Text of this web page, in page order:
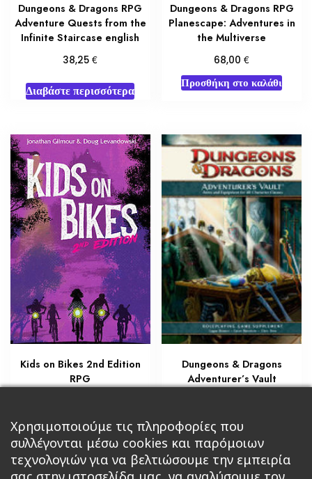
Dungeons & Dragons RPG
Adventure Quests from the
Infinite Staircase english
38,25€
Διαβάστε περισσότερα
Dungeons & Dragons RPG
Planescape: Adventures in
the Multiverse
68,00€
Προσθήκη στο καλάθι
Kids on Bikes 2nd Edition
RPG
Προσθήκη στο καλάθι
Dungeons & Dragons
Adventurer’s Vault
Προσθήκη στο καλάθι
Χρησιμοποιούμε τις πληροφορίες που
συλλέγονται μέσω cookies και παρόμοιων
τεχνολογιών για να βελτιώσουμε την εμπειρία